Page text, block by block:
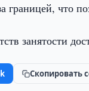
что
занятости
Скопировать